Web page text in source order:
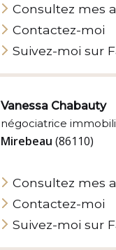
Consultez mes
Contactez-moi
Suivez-moi sur
Vanessa Chabauty
négociatrice
Mirebeau(86110)
Consultez mes
Contactez-moi
Suivez-moi sur